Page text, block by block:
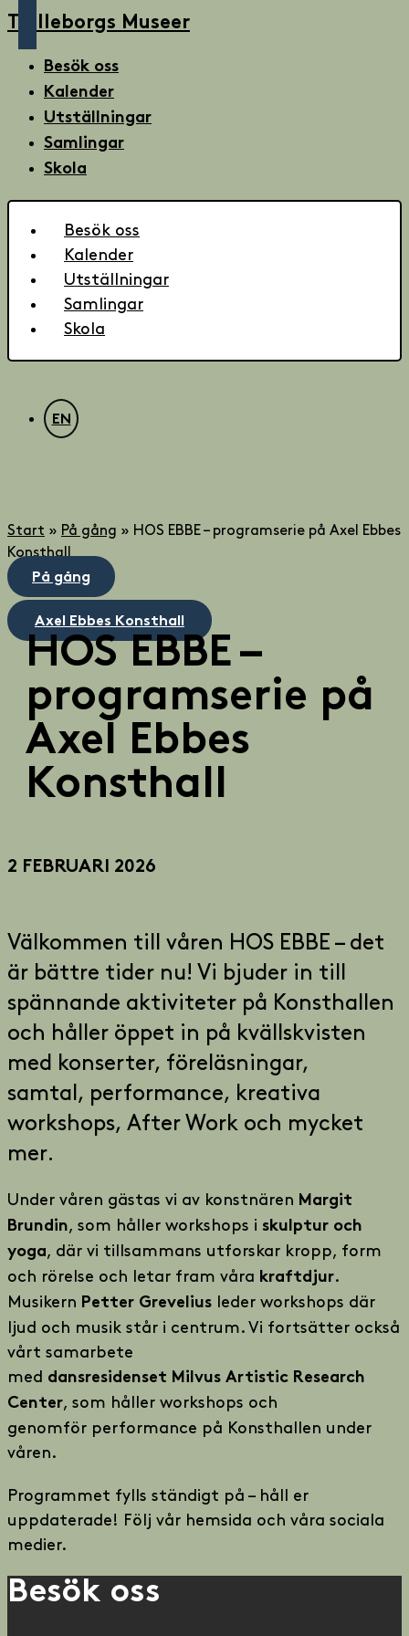
Trelleborgs Museer
Besök oss
Kalender
Utställningar
Samlingar
Skola
Besök oss
Kalender
Utställningar
Samlingar
Skola
EN
Start » På gång » HOS EBBE – programserie på Axel Ebbes
Konsthall
På gång
Axel Ebbes Konsthall
HOS EBBE –
programserie på
Axel Ebbes
Konsthall
2 FEBRUARI 2026
Välkommen till våren HOS EBBE – det
är bättre tider nu! Vi bjuder in till
spännande aktiviteter på Konsthallen
och håller öppet in på kvällskvisten
med konserter, föreläsningar,
samtal, performance, kreativa
workshops, After Work och mycket
mer.
Under våren gästas vi av konstnären Margit
Brundin, som håller workshops i skulptur och
yoga, där vi tillsammans utforskar kropp, form
och rörelse och letar fram våra kraftdjur.
Musikern Petter Grevelius leder workshops där
ljud och musik står i centrum. Vi fortsätter också
vårt samarbete
med dansresidenset Milvus Artistic Research
Center, som håller workshops och
genomför performance på Konsthallen under
våren.
Programmet fylls ständigt på – håll er
uppdaterade! Följ vår hemsida och våra sociala
medier.
Besök oss